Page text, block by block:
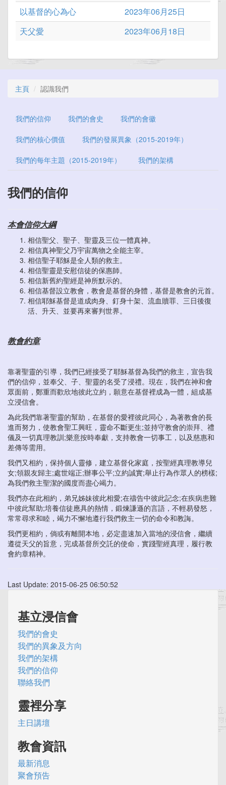
以基督的心為心
2023年06月25日
天父愛
2023年06月18日
主頁 認識我們
我們的信仰 我們的會史 我們的會徽
我們的核心價值 我們的發展異象（2015-2019年）
我們的每年主題（2015-2019年） 我們的架構
我們的信仰​
本會信仰大綱
相信聖父、聖子、聖靈及三位一體真神。
相信真神聖父乃宇宙萬物之全能主宰。
相信聖子耶穌是全人類的救主。
相信聖靈是安慰信徒的保惠師。
相信新舊約聖經是神所默示的。
相信基督設立教會，教會是基督的身體，基督是教會的元首。
相信耶穌基督是道成肉身、釘身十架、流血贖罪、三日後復
活、升天、並要再來審判世界。
教會約章
靠著聖靈的引導，我們已經接受了耶穌基督為我們的救主，宣告我
們的信仰，並奉父、子、聖靈的名受了浸禮。現在，我們在神和會
眾面前，鄭重而歡欣地彼此立約，願意在基督裡成為一體，組成基
立浸信會。
為此我們靠著聖靈的幫助，在基督的愛裡彼此同心，為著教會的長
進而努力，使教會聖工興旺，靈命不斷更生;並持守教會的崇拜、禮
儀及一切真理教訓;樂意按時奉獻，支持教會一切事工，以及慈惠和
差傳等需用。
我們又相約，保持個人靈修，建立基督化家庭，按聖經真理教導兒
女;領親友歸主;處世端正;辦事公平;立約誠實;舉止行為作眾人的榜樣;
為我們救主聖潔的國度而盡心竭力。
我們亦在此相約，弟兄姊妹彼此相愛;在禱告中彼此記念;在疾病患難
中彼此幫助;培養信徒應具的熱情，鍛煉謙遜的言語，不輕易發怒，
常常尋求和睦，竭力不懈地遵行我們救主一切的命令和教誨。
我們更相約，倘或有離開本地，必定盡速加入當地的浸信會，繼續
遵從天父的旨意，完成基督所交託的使命，實踐聖經真理，履行教
會約章精神。
Last Update: 2015-06-25 06:50:52
基立浸信會
我們的會史
我們的異象及方向
我們的架構
我們的信仰
聯絡我們
靈裡分享
主日講壇
教會資訊
最新消息
聚會預告